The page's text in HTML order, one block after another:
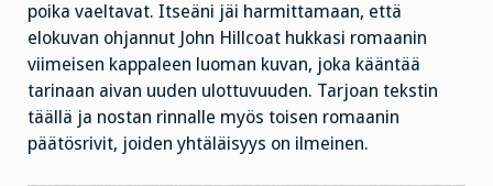
poika vaeltavat. Itseäni jäi harmittamaan, että
elokuvan ohjannut John Hillcoat hukkasi romaanin
viimeisen kappaleen luoman kuvan, joka kääntää
tarinaan aivan uuden ulottuvuuden. Tarjoan tekstin
täällä ja nostan rinnalle myös toisen romaanin
päätösrivit, joiden yhtäläisyys on ilmeinen.